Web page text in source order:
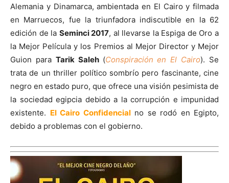
Alemania y Dinamarca, ambientada en El Cairo y filmada
en Marruecos, fue la triunfadora indiscutible en la 62
edición de la Seminci 2017, al llevarse la Espiga de Oro a
la Mejor Película y los Premios al Mejor Director y Mejor
Guion para Tarik Saleh (Conspiración en El Cairo). Se
trata de un thriller político sombrío pero fascinante, cine
negro en estado puro, que ofrece una visión pesimista de
la sociedad egipcia debido a la corrupción e impunidad
existente. El Cairo Confidencialno se rodó en Egipto,
debido a problemas con el gobierno.